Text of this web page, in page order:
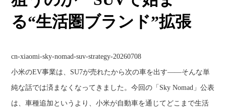
る“生活圏ブランド”拡張
cn-xiaomi-sky-nomad-suv-strategy-20260708
小米のEV事業は、SU7が売れたから次の車を出す――そんな単
純な話では済まなくなってきました。今回の「Sky Nomad」公表
は、車種追加というより、小米が自動車を通じてどこまで生活